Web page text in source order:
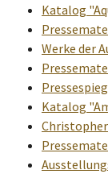
Katalog
Werke der
Katalog